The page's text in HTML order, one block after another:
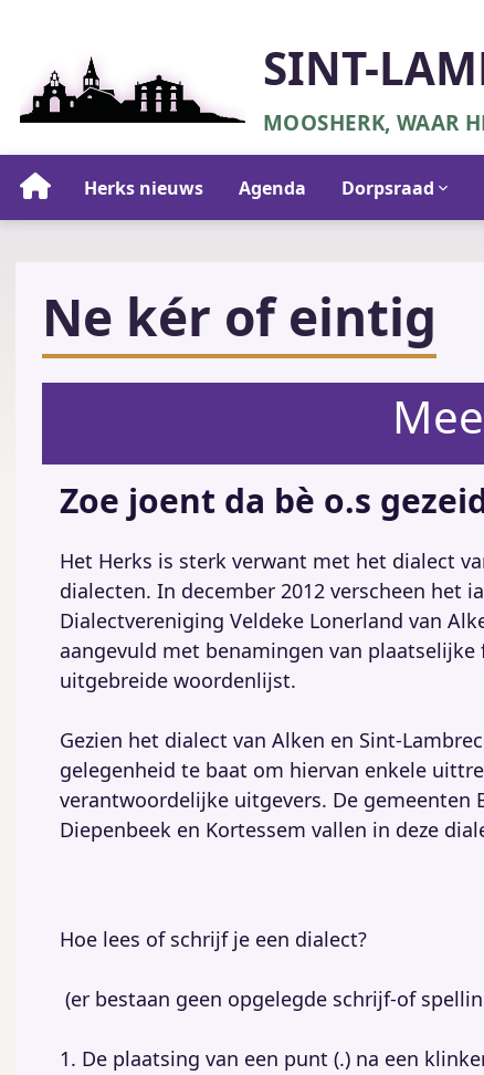
gaan
SINT-
MOOSHERK, WAAR
Hoofdnavigatie
Herks nieuws Agenda Dorpsraad
Ne kér of eintig
Zoe joent da bè o.s
Het Herks is sterk verwant met het dialect
dialecten. In december 2012 verscheen het
Dialectvereniging Veldeke Lonerland van
aangevuld met benamingen van
uitgebreide woordenlijst.
Gezien het dialect van Alken en Sint-
gelegenheid te baat om hiervan enkele
verantwoordelijke uitgevers. De gemeenten
Diepenbeek en Kortessem vallen in deze
Hoe lees of schrijf je een dialect?
(er bestaan geen opgelegde schrijf-of
1. De plaatsing van een punt (.) na een